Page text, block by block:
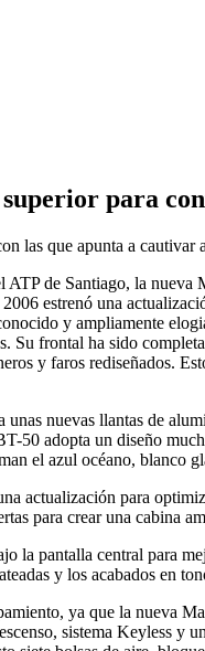
para
las que apunta a
de Santiago, la
estrenó una
y ampliamente
Su frontal ha sido
y faros rediseñados.
nuevas llantas de
50 adopta un diseño
el azul océano, blanco
actualización para
para crear una cabina
la pantalla central para
y los acabados en
ya que la nueva
sistema Keyless